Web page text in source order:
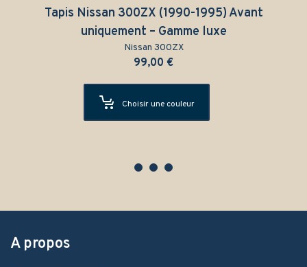
Tapis Nissan 300ZX (1990-1995) Avant
uniquement – Gamme luxe
Nissan 300ZX
99,00€
Choisir une couleur
A propos